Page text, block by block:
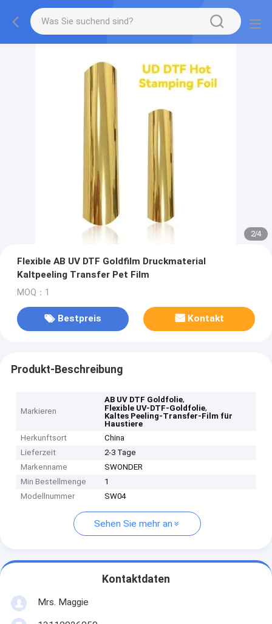
2/4
Flexible AB UV DTF Goldfilm Druckmaterial
Kaltpeeling Transfer Pet Film
MOQ：1
Bestpreis Kontakt
Produkt-Beschreibung
Markieren
AB UV DTF Goldfolie,
Flexible UV-DTF-Goldfolie,
Kaltes Peeling-Transfer-Film für
Haustiere
Herkunftsort
China
Lieferzeit
2-3 Tage
Markenname
SWONDER
Min Bestellmenge
1
Modellnummer
SW04
Sehen Sie mehr an
Kontaktdaten
Mrs. Maggie